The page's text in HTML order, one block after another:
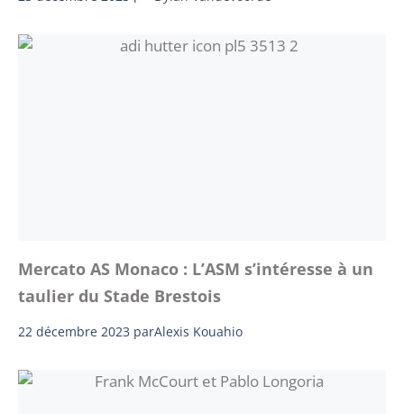
Mercato AS Monaco : L’ASM s’intéresse à un
taulier du Stade Brestois
22 décembre 2023 parAlexis Kouahio